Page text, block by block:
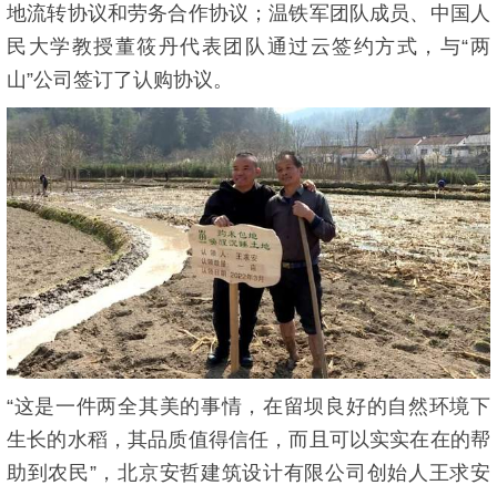
地流转协议和劳务合作协议；温铁军团队成员、中国人
民大学教授董筱丹代表团队通过云签约方式，与“两
山”公司签订了认购协议。
“这是一件两全其美的事情，在留坝良好的自然环境下
生长的水稻，其品质值得信任，而且可以实实在在的帮
助到农民”，北京安哲建筑设计有限公司创始人王求安